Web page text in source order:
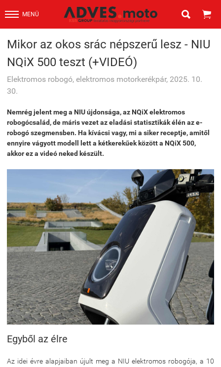
MENÜ  
Mikor az okos srác népszerű lesz - NIU
NQiX 500 teszt (+VIDEÓ)
Elektromos robogó, elektromos motorkerékpár, 2025. 10.
30.
Nemrég jelent meg a NIU újdonsága, az NQiX elektromos
robogócsalád, de máris vezet az eladási statisztikák élén az e-
robogó szegmensben. Ha kívácsi vagy, mi a siker receptje, amitől
ennyire vágyott modell lett a kétkerekűek között a NQiX 500,
akkor ez a videó neked készült.
Egyből az élre
Az idei évre alapjaiban újult meg a NIU elektromos robogója, a 10